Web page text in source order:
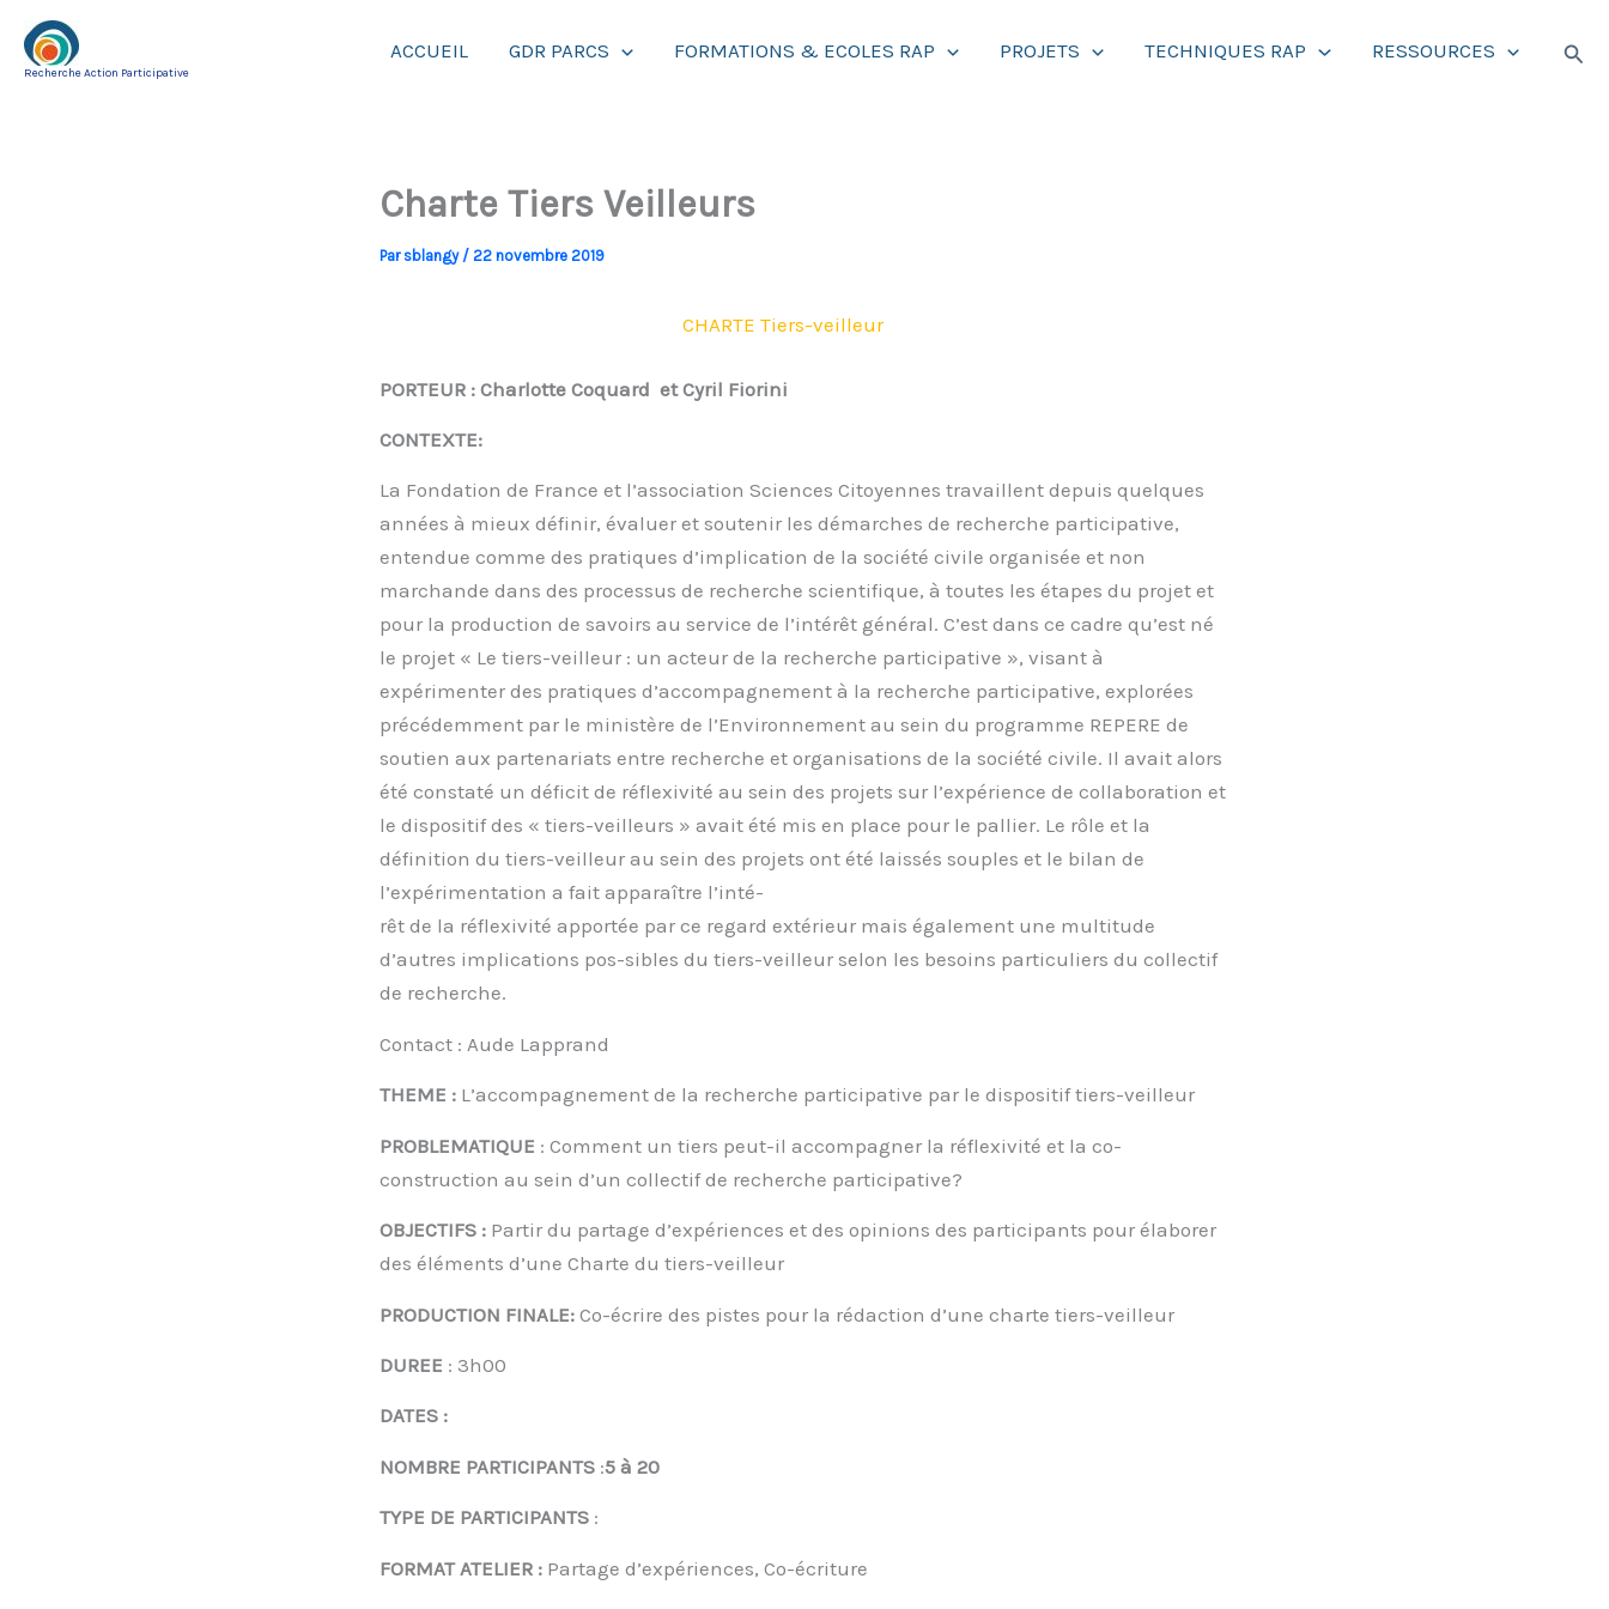
contenu
Recherche Action Participative
ACCUEIL GDR PARCS FORMATIONS & ECOLES RAP PROJETS TECHNIQUES RAP RESSOURCES
Charte Tiers Veilleurs
Par sblangy / 22 novembre 2019
CHARTE Tiers-veilleur
PORTEUR : Charlotte Coquard et Cyril Fiorini
CONTEXTE:
La Fondation de France et l’association Sciences Citoyennes travaillent depuis quelques
années à mieux définir, évaluer et soutenir les démarches de recherche participative,
entendue comme des pratiques d’implication de la société civile organisée et non
marchande dans des processus de recherche scientifique, à toutes les étapes du projet et
pour la production de savoirs au service de l’intérêt général. C’est dans ce cadre qu’est né
le projet « Le tiers-veilleur : un acteur de la recherche participative », visant à
expérimenter des pratiques d’accompagnement à la recherche participative, explorées
précédemment par le ministère de l’Environnement au sein du programme REPERE de
soutien aux partenariats entre recherche et organisations de la société civile. Il avait alors
été constaté un déficit de réflexivité au sein des projets sur l’expérience de collaboration et
le dispositif des « tiers-veilleurs » avait été mis en place pour le pallier. Le rôle et la
définition du tiers-veilleur au sein des projets ont été laissés souples et le bilan de
l’expérimentation a fait apparaître l’inté-
rêt de la réflexivité apportée par ce regard extérieur mais également une multitude
d’autres implications pos-sibles du tiers-veilleur selon les besoins particuliers du collectif
de recherche.
Contact : Aude Lapprand
THEME : L’accompagnement de la recherche participative par le dispositif tiers-veilleur
PROBLEMATIQUE : Comment un tiers peut-il accompagner la réflexivité et la co-
construction au sein d’un collectif de recherche participative?
OBJECTIFS : Partir du partage d’expériences et des opinions des participants pour élaborer
des éléments d’une Charte du tiers-veilleur
PRODUCTION FINALE: Co-écrire des pistes pour la rédaction d’une charte tiers-veilleur
DUREE : 3h00
DATES :
NOMBRE PARTICIPANTS :5 à 20
TYPE DE PARTICIPANTS :
FORMAT ATELIER : Partage d’expériences, Co-écriture